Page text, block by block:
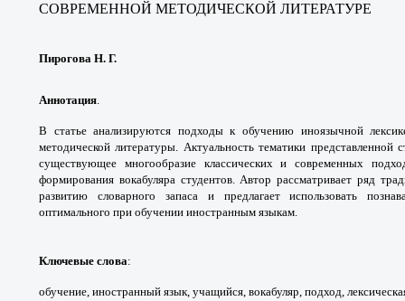
СОВРЕМЕННОЙ МЕТОДИЧЕСКОЙ ЛИТЕРАТУРЕ
Пирогова Н. Г.
Аннотация.
В статье анализируются подходык обучению иноязычной
методическойлитературы. Актуальность тематики представленной
существующее многообразие классических и современных
формирования вокабуляра студентов. Автор рассматриваетряд
развитию словарного запаса и предлагаетиспользовать
оптимального при обучении иностранным языкам.
Ключевые слова:
обучение, иностранный язык, учащийся, вокабуляр, подход,